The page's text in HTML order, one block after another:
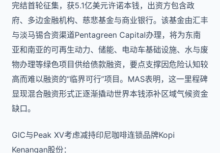
完结首轮征集，获5.1亿美元许诺本钱，出资方包含政
府、多边金融机构、慈悲基金与商业银行。该基金由汇丰
与淡马锡合资渠道Pentagreen Capital办理，将为东南
亚和南亚的可再生动力、储能、电动车基础设施、水与废
物办理等绿色项目供给债款融资，要点支撑因危险认知较
高而难以融资的“临界可行”项目。MAS表明，这一里程碑
显现混合融资形式正逐渐撬动世界本钱添补区域气候资金
缺口。
GIC与Peak XV考虑减持印尼咖啡连锁品牌Kopi
Kenangan股份：